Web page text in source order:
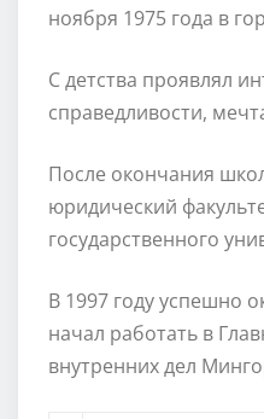
ноября 1975 года в
С детства проявлял
справедливости,
После окончания
юридический
государственного
В 1997 году успешно
начал работать в
внутренних дел